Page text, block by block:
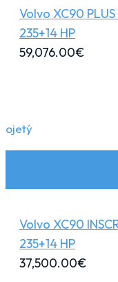
Volvo XC90
235+14 HP
59,076.00€
ojetý
Volvo XC90
235+14 HP
37,500.00€